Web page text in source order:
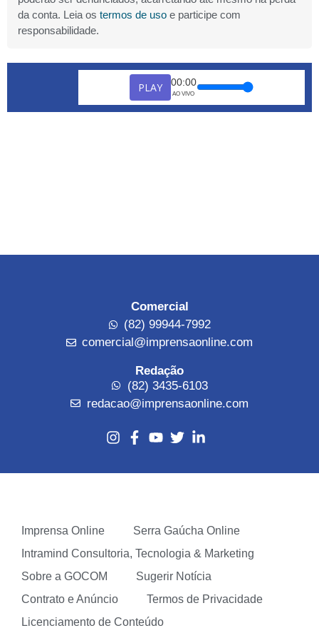
da conta. Leia os termos de uso e participe com
responsabilidade.
PLAY 00:00
AO VIVO
Comercial
(82) 99944-7992
comercial@imprensaonline.com
Redação
(82) 3435-6103
redacao@imprensaonline.com
Imprensa Online
Serra Gaúcha Online
Intramind Consultoria, Tecnologia & Marketing
Sobre a GOCOM
Sugerir Notícia
Contrato e Anúncio
Termos de Privacidade
Licenciamento de Conteúdo